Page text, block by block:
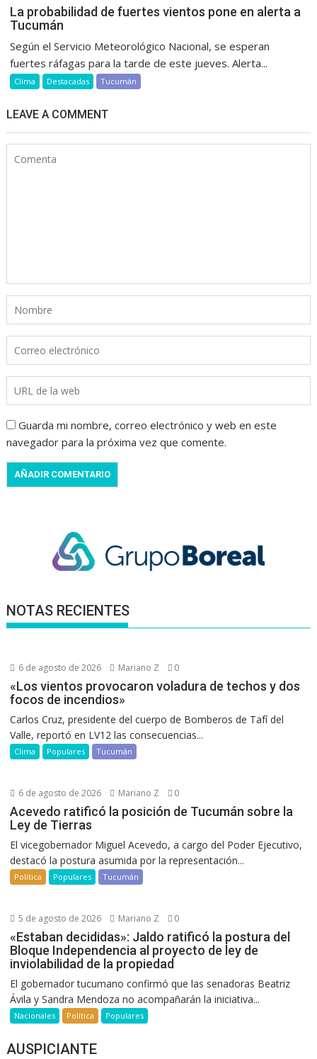
La probabilidad de fuertes vientos pone en alerta a
Tucumán
Según el Servicio Meteorológico Nacional, se esperan
fuertes ráfagas para la tarde de este jueves. Alerta...
Clima Destacadas Tucumán
LEAVE A COMMENT
Guarda mi nombre, correo electrónico y web en este
navegador para la próxima vez que comente.
NOTAS RECIENTES
6 de agosto de 2026 Mariano Z 0
«Los vientos provocaron voladura de techos y dos
focos de incendios»
Carlos Cruz, presidente del cuerpo de Bomberos de Tafí del
Valle, reportó en LV12 las consecuencias...
Clima Populares Tucumán
6 de agosto de 2026 Mariano Z 0
Acevedo ratificó la posición de Tucumán sobre la
Ley de Tierras
El vicegobernador Miguel Acevedo, a cargo del Poder Ejecutivo,
destacó la postura asumida por la representación...
Política Populares Tucumán
5 de agosto de 2026 Mariano Z 0
«Estaban decididas»: Jaldo ratificó la postura del
Bloque Independencia al proyecto de ley de
inviolabilidad de la propiedad
El gobernador tucumano confirmó que las senadoras Beatriz
Ávila y Sandra Mendoza no acompañarán la iniciativa...
Nacionales Política Populares
AUSPICIANTE